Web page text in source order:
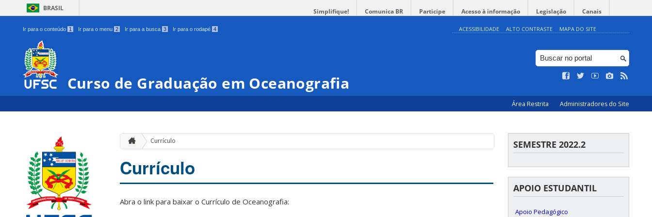
BRASIL Simplifique! Comunica BR Participe Acesso à informação Legislação Canais
Ir para o conteúdo 1 Ir para o menu 2 Ir para a busca 3 Ir para o rodapé 4 ACESSIBILIDADE ALTO CONTRASTE MAPA DO SITE
Curso de Graduação em Oceanografia
Área Restrita Administradores do Site
Currículo
Currículo
Abra o link para baixar o Currículo de Oceanografia:
SEMESTRE 2022.2
APOIO ESTUDANTIL
Apoio Pedagógico